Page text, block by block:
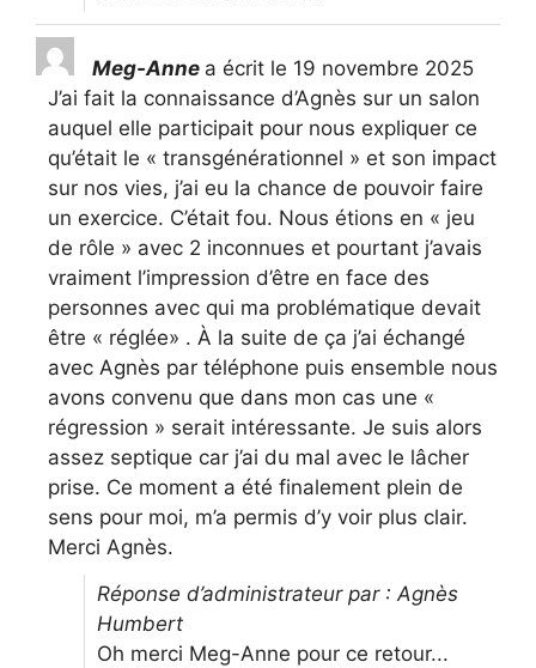
Meg-Anne a écrit le 19 novembre 2025
J’ai fait la connaissance d’Agnès sur un salon
auquel elle participait pour nous expliquer ce
qu’était le « transgénérationnel » et son impact
sur nos vies, j’ai eu la chance de pouvoir faire
un exercice. C’était fou. Nous étions en « jeu
de rôle » avec 2 inconnues et pourtant j’avais
vraiment l’impression d’être en face des
personnes avec qui ma problématique devait
être « réglée» . À la suite de ça j’ai échangé
avec Agnès par téléphone puis ensemble nous
avons convenu que dans mon cas une «
régression » serait intéressante. Je suis alors
assez septique car j’ai du mal avec le lâcher
prise. Ce moment a été finalement plein de
sens pour moi, m’a permis d’y voir plus clair.
Merci Agnès.
Réponse d’administrateur par : Agnès
Humbert
Oh merci Meg-Anne pour ce retour...